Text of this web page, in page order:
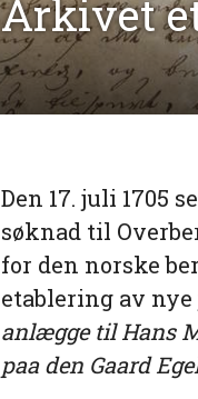
Arkivet
Den 17. juli 1705
søknad til
for den norske
etablering av
anlægge til Hans
paa den Gaard